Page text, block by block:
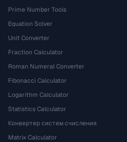
Prime Number Tools
Equation Solver
Unit Converter
Fraction Calculator
Roman Numeral Converter
Fibonacci Calculator
Logarithm Calculator
Statistics Calculator
Конвертер систем счисления
Matrix Calculator